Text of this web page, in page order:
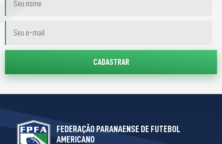
FEDERAÇÃO PARANAENSE DE FUTEBOL
AMERICANO